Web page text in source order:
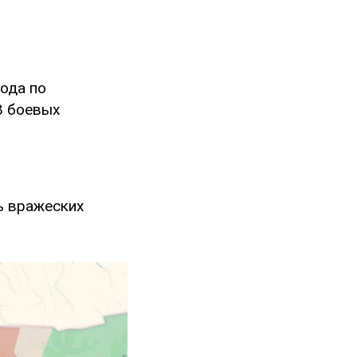
по
боевых
вражеских